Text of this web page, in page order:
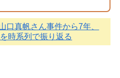
口真帆さん事件から7年、
時系列で振り返る